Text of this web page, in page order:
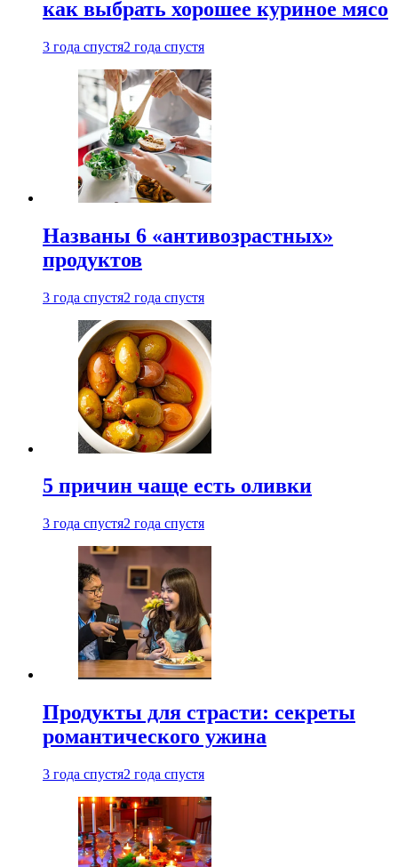
как выбрать хорошее куриное мясо
3 года спустя2 года спустя
Названы 6 «антивозрастных»
продуктов
3 года спустя2 года спустя
5 причин чаще есть оливки
3 года спустя2 года спустя
Продукты для страсти: секреты
романтического ужина
3 года спустя2 года спустя